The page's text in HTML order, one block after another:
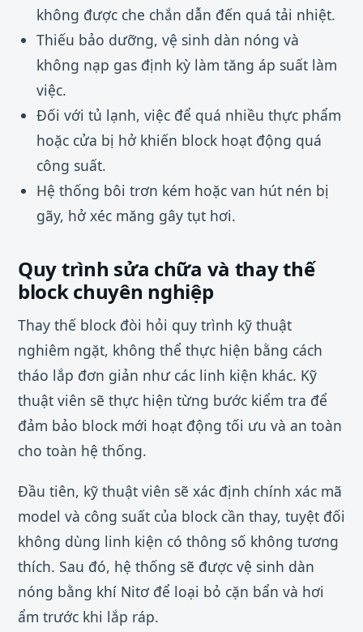
không được che chắn dẫn đến quá tải nhiệt.
Thiếu bảo dưỡng, vệ sinh dàn nóng và
không nạp gas định kỳ làm tăng áp suất làm
việc.
Đối với tủ lạnh, việc để quá nhiều thực phẩm
hoặc cửa bị hở khiến block hoạt động quá
công suất.
Hệ thống bôi trơn kém hoặc van hút nén bị
gãy, hở xéc măng gây tụt hơi.
Quy trình sửa chữa và thay thế
block chuyên nghiệp
Thay thế block đòi hỏi quy trình kỹ thuật
nghiêm ngặt, không thể thực hiện bằng cách
tháo lắp đơn giản như các linh kiện khác. Kỹ
thuật viên sẽ thực hiện từng bước kiểm tra để
đảm bảo block mới hoạt động tối ưu và an toàn
cho toàn hệ thống.
Đầu tiên, kỹ thuật viên sẽ xác định chính xác mã
model và công suất của block cần thay, tuyệt đối
không dùng linh kiện có thông số không tương
thích. Sau đó, hệ thống sẽ được vệ sinh dàn
nóng bằng khí Nitơ để loại bỏ cặn bẩn và hơi
ẩm trước khi lắp ráp.